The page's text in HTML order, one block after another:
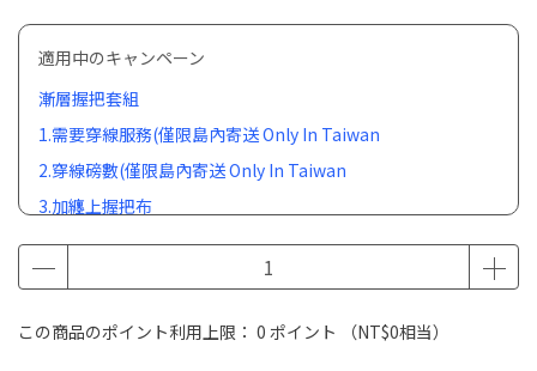
適用中のキャンペーン
漸層握把套組
1.需要穿線服務(僅限島內寄送 Only In Taiwan
2.穿線磅數(僅限島內寄送 Only In Taiwan
3.加纏上握把布
4.球拍其他服務
この商品のポイント利用上限： 0 ポイント （NT$0相当）